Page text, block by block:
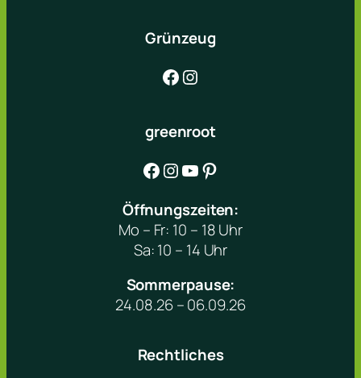
Grünzeug
Facebook Instagram
greenroot
Facebook Instagram YouTube Pinterest
Öffnungszeiten:
Mo – Fr: 10 – 18 Uhr
Sa: 10 – 14 Uhr
Sommerpause:
24.08.26 – 06.09.26
Rechtliches